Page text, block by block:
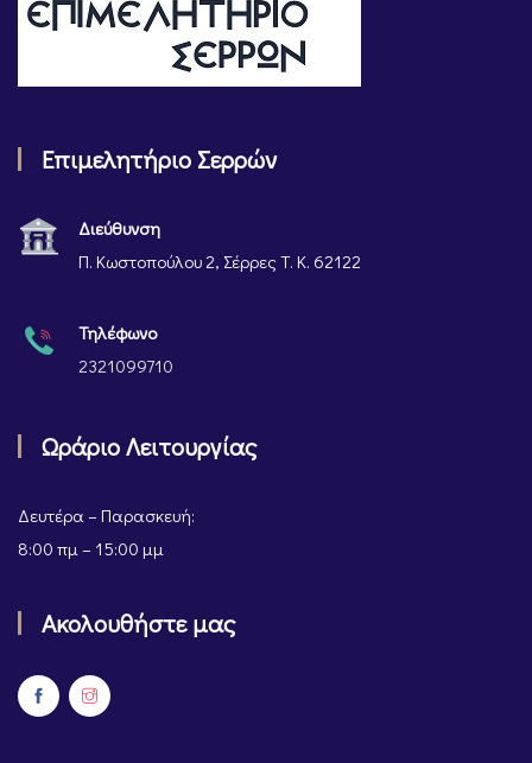
Επιμελητήριο Σερρών
Διεύθυνση
Π. Κωστοπούλου 2, Σέρρες Τ. Κ. 62122
Τηλέφωνο
2321099710
Ωράριο Λειτουργίας
Δευτέρα – Παρασκευή:
8:00 πμ – 15:00 μμ
Ακολουθήστε μας